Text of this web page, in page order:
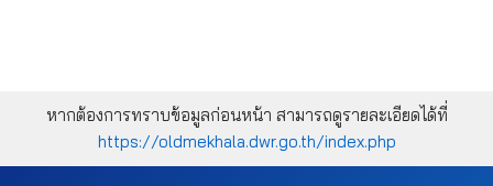
หากต้องการทราบข้อมูลก่อนหน้า สามารถดูรายละเอียดได้ที่
https://oldmekhala.dwr.go.th/index.php